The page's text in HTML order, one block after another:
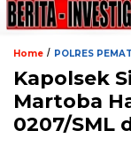
Home / POLRES
Kapolsek
Martoba
0207/SML